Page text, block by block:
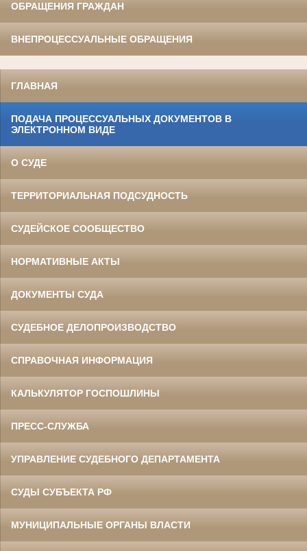
ОБРАЩЕНИЯ ГРАЖДАН
ВНЕПРОЦЕССУАЛЬНЫЕ ОБРАЩЕНИЯ
ГЛАВНАЯ
ПОДАЧА ПРОЦЕССУАЛЬНЫХ ДОКУМЕНТОВ В
ЭЛЕКТРОННОМ ВИДЕ
О СУДЕ
ТЕРРИТОРИАЛЬНАЯ ПОДСУДНОСТЬ
СУДЕЙСКОЕ СООБЩЕСТВО
НОРМАТИВНЫЕ АКТЫ
ДОКУМЕНТЫ СУДА
СУДЕБНОЕ ДЕЛОПРОИЗВОДСТВО
СПРАВОЧНАЯ ИНФОРМАЦИЯ
КАЛЬКУЛЯТОР ГОСПОШЛИНЫ
ПРЕСС-СЛУЖБА
УПРАВЛЕНИЕ СУДЕБНОГО ДЕПАРТАМЕНТА
СУДЫ СУБЪЕКТА РФ
МУНИЦИПАЛЬНЫЕ ОРГАНЫ ВЛАСТИ